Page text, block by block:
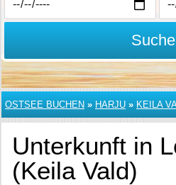
OSTSEE BUCHEN » HARJU » KEILA
Unterkunft in
(Keila Vald)